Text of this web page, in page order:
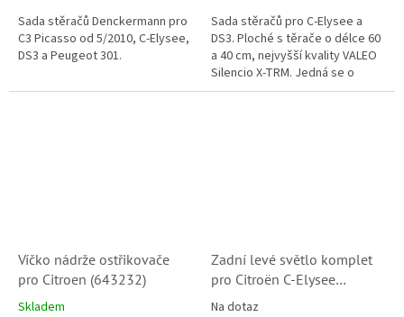
Sada stěračů Denckermann pro
C3 Picasso od 5/2010, C-Elysee,
DS3 a Peugeot 301.
Sada stěračů pro C-Elysee a
DS3. Ploché s těrače o délce 60
a 40 cm, nejvyšší kvality VALEO
Silencio X-TRM. Jedná se o
nejlepší řadu stěračů Valeo a
Víčko nádrže ostřikovače
pro Citroen (643232)
Skladem
Zadní levé světlo komplet
pro Citroën C-Elysee
(9674809080)
Na dotaz